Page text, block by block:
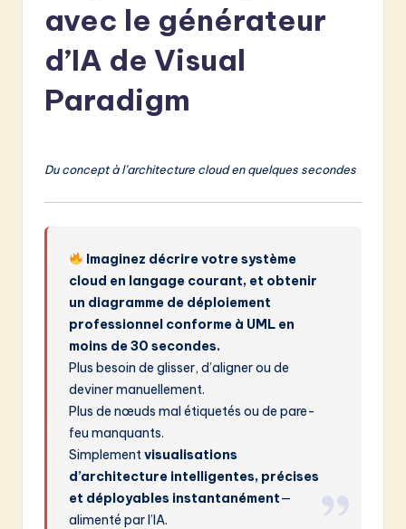
avec le générateur
d’IA de Visual
Paradigm
Du concept à l’architecture cloud en quelques secondes
Imaginez décrire votre système
cloud en langage courant, et obtenir
un diagramme de déploiement
professionnel conforme à UML en
moins de 30 secondes.
Plus besoin de glisser, d’aligner ou de
deviner manuellement.
Plus de nœuds mal étiquetés ou de pare-
feu manquants.
Simplementvisualisations
d’architecture intelligentes, précises
et déployables instantanément—
alimenté par l’IA.